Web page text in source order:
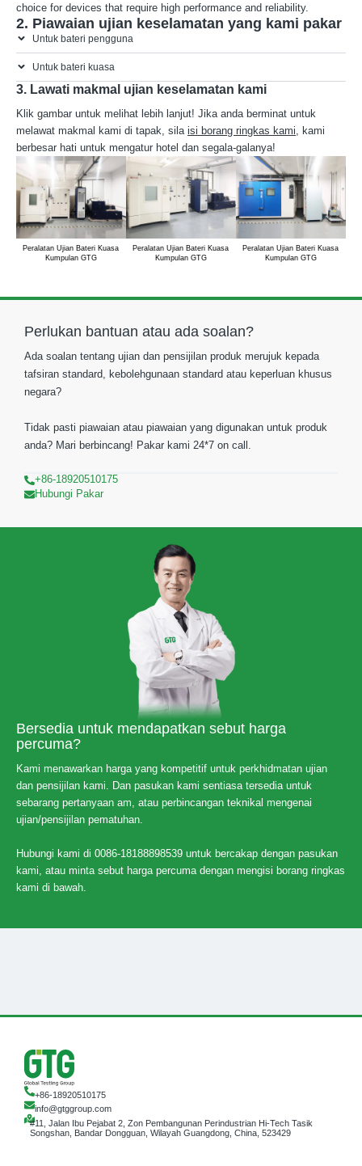
choice for devices that require high performance and reliability.
2. Piawaian ujian keselamatan yang kami pakar
Untuk bateri pengguna
Untuk bateri kuasa
3. Lawati makmal ujian keselamatan kami
Klik gambar untuk melihat lebih lanjut! Jika anda berminat untuk
melawat makmal kami di tapak, sila isi borang ringkas kami, kami
berbesar hati untuk mengatur hotel dan segala-galanya!
Peralatan Ujian Bateri Kuasa
Kumpulan GTG
Peralatan Ujian Bateri Kuasa
Kumpulan GTG
Peralatan Ujian Bateri Kuasa
Kumpulan GTG
Perlukan bantuan atau ada soalan?
Ada soalan tentang ujian dan pensijilan produk merujuk kepada
tafsiran standard, kebolehgunaan standard atau keperluan khusus
negara?
Tidak pasti piawaian atau piawaian yang digunakan untuk produk
anda? Mari berbincang! Pakar kami 24*7 on call.
+86-18920510175
Hubungi Pakar
Bersedia untuk mendapatkan sebut harga
percuma?
Kami menawarkan harga yang kompetitif untuk perkhidmatan ujian
dan pensijilan kami. Dan pasukan kami sentiasa tersedia untuk
sebarang pertanyaan am, atau perbincangan teknikal mengenai
ujian/pensijilan pematuhan.
Hubungi kami di 0086-18188898539 untuk bercakap dengan pasukan
kami, atau minta sebut harga percuma dengan mengisi borang ringkas
kami di bawah.
+86-18920510175
info@gtggroup.com
#11, Jalan Ibu Pejabat 2, Zon Pembangunan Perindustrian Hi-Tech Tasik
Songshan, Bandar Dongguan, Wilayah Guangdong, China, 523429